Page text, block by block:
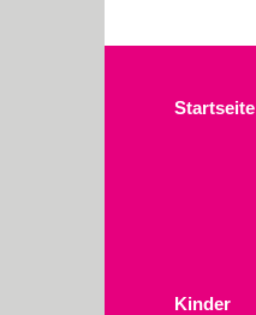
Startseite
Kinder